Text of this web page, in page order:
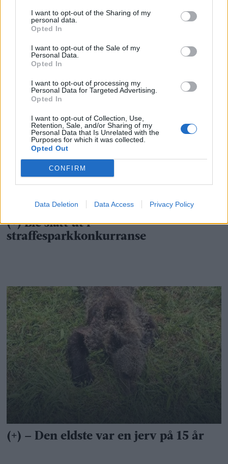
I want to opt-out of the Sharing of my
personal data.
Opted In
I want to opt-out of the Sale of my
Personal Data.
Opted In
I want to opt-out of processing my
Personal Data for Targeted Advertising.
Opted In
I want to opt-out of Collection, Use,
Retention, Sale, and/or Sharing of my
Personal Data that Is Unrelated with the
Purposes for which it was collected.
Opted Out
CONFIRM
Data Deletion Data Access Privacy Policy